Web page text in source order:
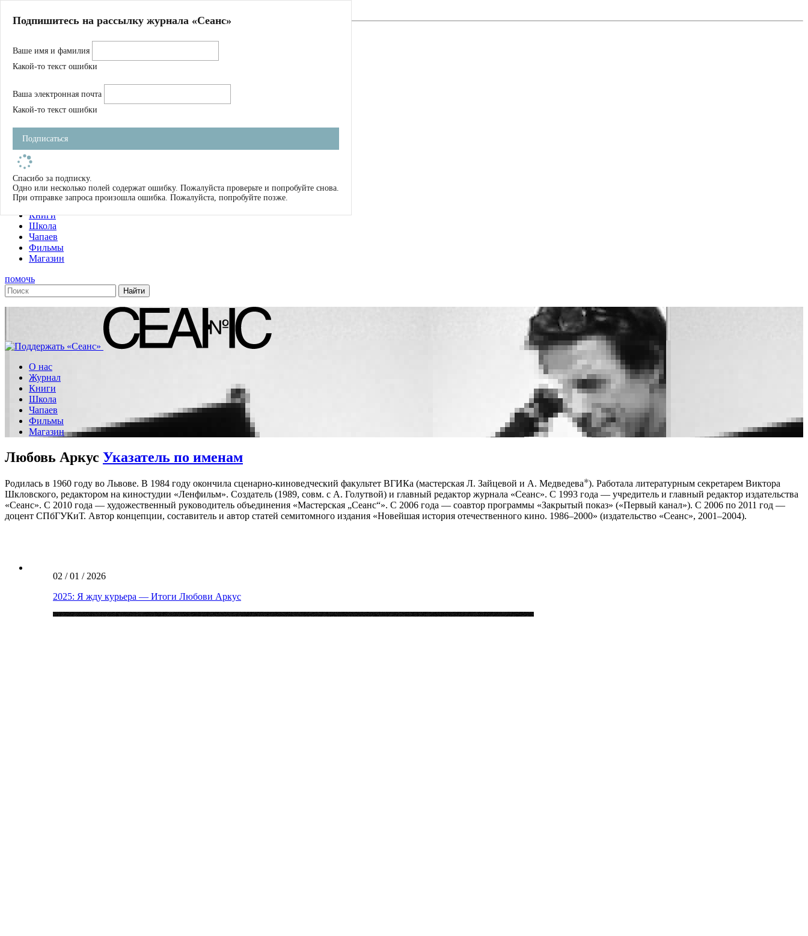
Магазин
Журнал
Школа
Устав
Фильмы
Имена
Тэги
О нас
Журнал
Книги
Школа
Чапаев
Фильмы
Магазин
помочь
О нас
Журнал
Книги
Школа
Чапаев
Фильмы
Магазин
Любовь Аркус Указатель по именам
Родилась в 1960 году во Львове. В 1984 году окончила сценарно-киноведческий факультет ВГИКа (мастерская Л. Зайцевой и А. Медведева ). Работала литературным секретарем Виктора
Шкловского, редактором на киностудии «Ленфильм». Создатель (1989, совм. с А. Голутвой) и главный редактор журнала «Сеанс». С 1993 года — учредитель и главный редактор издательства
«Сеанс». С 2010 года — художественный руководитель объединения «Мастерская „Сеанс“». С 2006 года — соавтор программы «Закрытый показ» («Первый канал»). С 2006 по 2011 год —
доцент СПбГУКиТ. Автор концепции, составитель и автор статей семитомного издания «Новейшая история отечественного кино. 1986–2000» (издательство «Сеанс», 2001–2004).
02 / 01 / 2026
2025: Я жду курьера — Итоги Любови Аркус
Подпишитесь на рассылку журнала «Сеанс»
Ваше имя и фамилия
Какой-то текст ошибки
Ваша электронная почта
Какой-то текст ошибки
Подписаться
Спасибо за подписку.
Одно или несколько полей содержат ошибку. Пожалуйста проверьте и попробуйте снова.
При отправке запроса произошла ошибка. Пожалуйста, попробуйте позже.